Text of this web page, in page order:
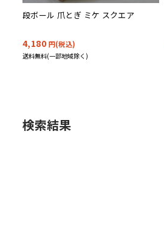
段ボール 爪とぎ ミケ スクエア
4,180 円(税込)
送料無料(一部地域除く)
検索結果